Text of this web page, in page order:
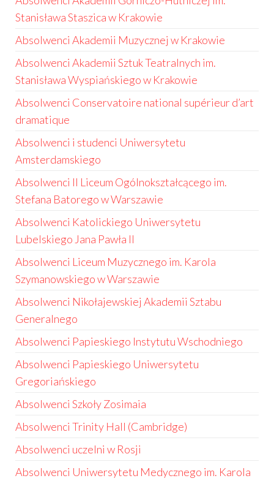
Stanisława Staszica w Krakowie
Absolwenci Akademii Muzycznej w Krakowie
Absolwenci Akademii Sztuk Teatralnych im.
Stanisława Wyspiańskiego w Krakowie
Absolwenci Conservatoire national supérieur d’art
dramatique
Absolwenci i studenci Uniwersytetu
Amsterdamskiego
Absolwenci II Liceum Ogólnokształcącego im.
Stefana Batorego w Warszawie
Absolwenci Katolickiego Uniwersytetu
Lubelskiego Jana Pawła II
Absolwenci Liceum Muzycznego im. Karola
Szymanowskiego w Warszawie
Absolwenci Nikołajewskiej Akademii Sztabu
Generalnego
Absolwenci Papieskiego Instytutu Wschodniego
Absolwenci Papieskiego Uniwersytetu
Gregoriańskiego
Absolwenci Szkoły Zosimaia
Absolwenci Trinity Hall (Cambridge)
Absolwenci uczelni w Rosji
Absolwenci Uniwersytetu Medycznego im. Karola